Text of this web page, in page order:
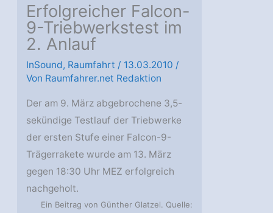
Erfolgreicher Falcon-
9-Triebwerkstest im
2. Anlauf
InSound, Raumfahrt / 13.03.2010 /
Von Raumfahrer.net Redaktion
Der am 9. März abgebrochene 3,5-
sekündige Testlauf der Triebwerke
der ersten Stufe einer Falcon-9-
Trägerrakete wurde am 13. März
gegen 18:30 Uhr MEZ erfolgreich
nachgeholt.
Ein Beitrag von Günther Glatzel. Quelle: